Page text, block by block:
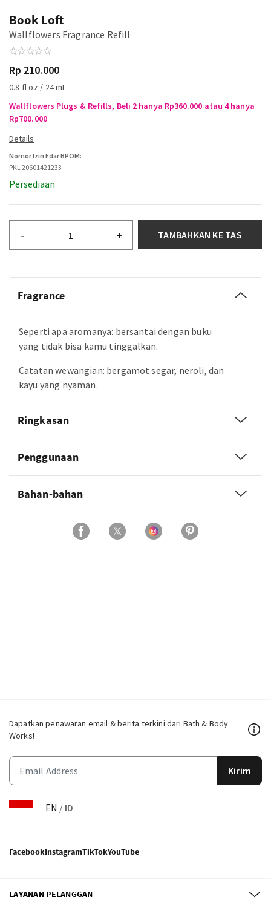
Book Loft
Wallflowers Fragrance Refill
Rp 210.000
0.8 fl oz / 24 mL
Wallflowers Plugs & Refills, Beli 2 hanya Rp360.000 atau 4 hanya
Rp700.000
Nomor Izin Edar BPOM:
PKL 20601421233
Persediaan
– + TAMBAHKAN KE TAS
Fragrance
Seperti apa aromanya: bersantai dengan buku
yang tidak bisa kamu tinggalkan.
Catatan wewangian: bergamot segar, neroli, dan
kayu yang nyaman.
Ringkasan
Penggunaan
Bahan-bahan
Dapatkan penawaran email & berita terkini dari Bath & Body
Works!
Kirim
EN / ID
FacebookInstagramTikTokYouTube
LAYANAN PELANGGAN